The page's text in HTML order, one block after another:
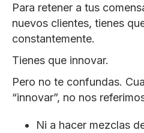
Para retener a tus
nuevos clientes, tienes
constantemente.
Tienes que innovar.
Pero no te confundas.
“innovar”, no nos
Ni a hacer mezclas